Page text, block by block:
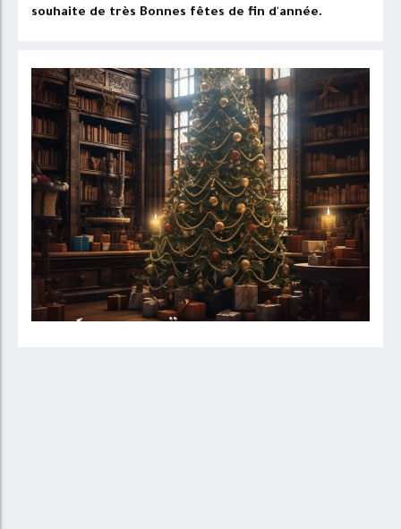
souhaite de très Bonnes fêtes de fin d'année.